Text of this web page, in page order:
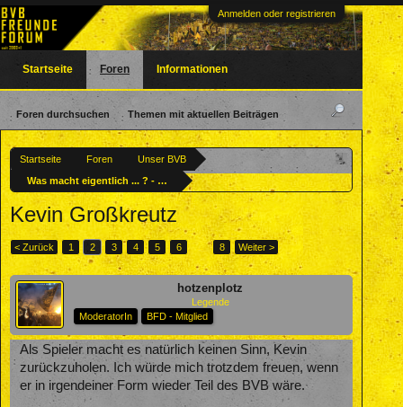
Anmelden oder registrieren
Startseite Foren
Unser BVB
Was macht eigentlich ... ? - Ehemalige BVBler
Kevin Großkreutz
< Zurück 1 2 3 4 5 6 → 8 Weiter >
hotzenplotz
Legende
ModeratorIn
BFD - Mitglied
Als Spieler macht es natürlich keinen Sinn, Kevin
zurückzuholen. Ich würde mich trotzdem freuen, wenn
er in irgendeiner Form wieder Teil des BVB wäre.
Startseite Foren
Foren durchsuchen Themen mit aktuellen Beiträgen
Informationen